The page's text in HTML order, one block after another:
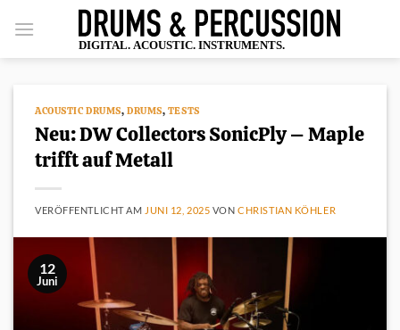
Inhalt
springen
ACOUSTIC DRUMS, DRUMS, TESTS
Neu: DW Collectors SonicPly – Maple
trifft auf Metall
VERÖFFENTLICHT AM JUNI 12, 2025 VONCHRISTIAN KÖHLER
12
Juni